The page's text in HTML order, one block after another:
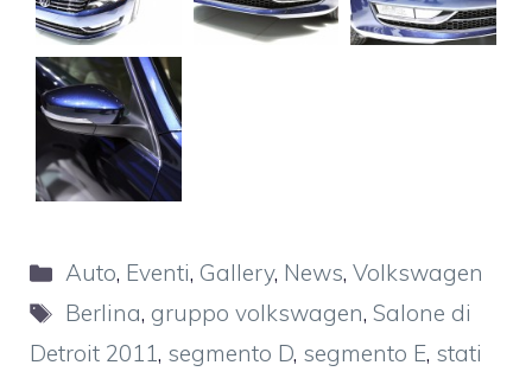
Categorie
Auto, Eventi, Gallery, News,Volkswagen
Tag
Berlina, gruppo volkswagen,Salone di
Detroit 2011, segmento D, segmento E, stati